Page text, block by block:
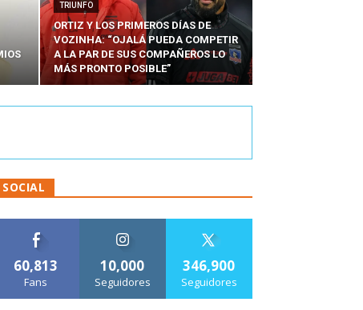
TRIUNFO
ORTIZ Y LOS PRIMEROS DÍAS DE
VOZINHA: “OJALÁ PUEDA COMPETIR
A LA PAR DE SUS COMPAÑEROS LO
MÁS PRONTO POSIBLE”
SOCIAL
60,813
Fans
10,000
Seguidores
346,900
Seguidores